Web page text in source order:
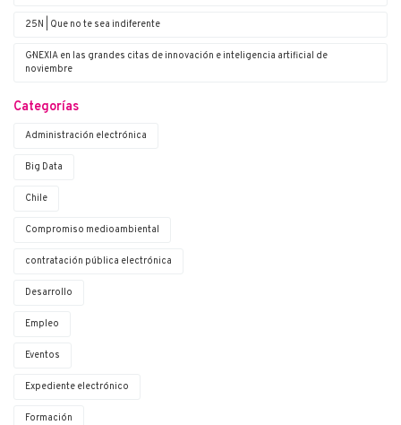
25N | Que no te sea indiferente
G·NEXIA en las grandes citas de innovación e inteligencia artificial de
noviembre
Categorías
Administración electrónica
Big Data
Chile
Compromiso medioambiental
contratación pública electrónica
Desarrollo
Empleo
Eventos
Expediente electrónico
Formación